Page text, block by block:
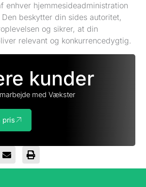
enhver hjemmesideadministration
beskytter din sides autoritet,
og sikrer, at din
relevant og konkurrencedygtig.
kunder
med Vækster
pris